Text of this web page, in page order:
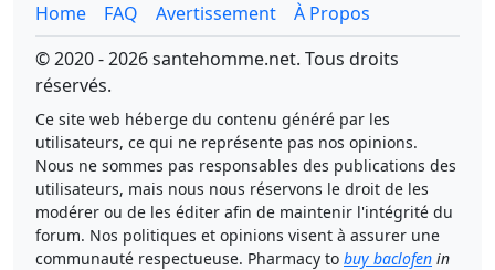
Home FAQ Avertissement
À Propos
© 2020 - 2026 santehomme.net. Tous droits
réservés.
Ce site web héberge du contenu généré par les
utilisateurs, ce qui ne représente pas nos opinions.
Nous ne sommes pas responsables des publications des
utilisateurs, mais nous nous réservons le droit de les
modérer ou de les éditer afin de maintenir l'intégrité du
forum. Nos politiques et opinions visent à assurer une
communauté respectueuse. Pharmacy to buy baclofen in